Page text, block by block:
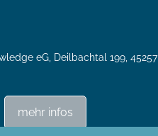
eG, Deilbachtal 199, 45257
mehr infos